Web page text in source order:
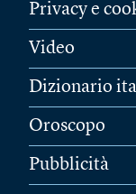
Privacy e
Video
Dizionario
Oroscopo
Pubblicità